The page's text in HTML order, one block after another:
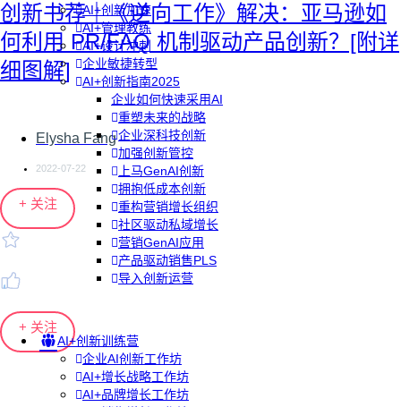
AI+创新加速
AI+管理教练
AI+设计冲刺
企业敏捷转型
AI+创新指南2025
企业如何快速采用AI
重塑未来的战略
企业深科技创新
加强创新管控
上马GenAI创新
拥抱低成本创新
重构营销增长组织
社区驱动私域增长
营销GenAI应用
产品驱动销售PLS
导入创新运营
AI+创新训练营
企业AI创新工作坊
AI+增长战略工作坊
AI+品牌增长工作坊
创新书荐｜《逆向工作》解决：亚马逊如
何利用 PR/FAQ 机制驱动产品创新？[附详
细图解]
Elysha Fang
2022-07-22
+ 关注
+ 关注